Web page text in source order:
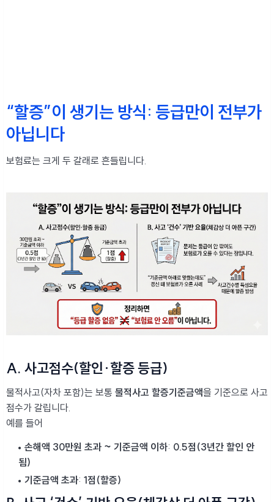
“할증”이 생기는 방식: 등급만이 전부가
아닙니다
보험료는 크게 두 갈래로 흔들립니다.
A. 사고점수(할인·할증 등급)
물적사고(자차 포함)는 보통 물적사고 할증기준금액을 기준으로 사고
점수가 갈립니다.
예를 들어
손해액 30만원 초과 ~ 기준금액 이하: 0.5점(3년간 할인 안
됨)
기준금액 초과: 1점(할증)